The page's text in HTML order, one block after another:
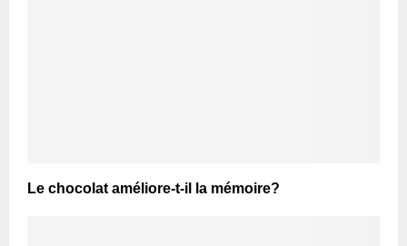
Le chocolat améliore-t-il la mémoire?